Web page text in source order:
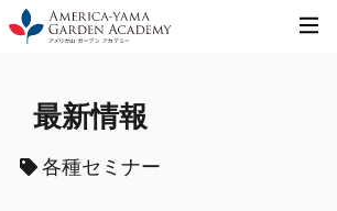
最新情報
各種セミナー